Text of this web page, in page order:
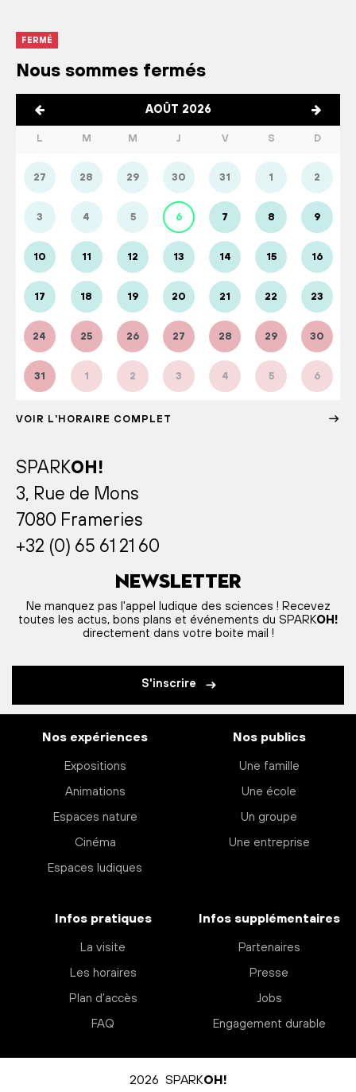
FERMÉ
Nous sommes fermés
AOÛT 2026
L M M J V S D
27 28 29 30 31 1 2
3 4 5 6 7 8 9
10 11 12 13 14 15 16
17 18 19 20 21 22 23
24 25 26 27 28 29 30
31 1 2 3 4 5 6
VOIR L'HORAIRE COMPLET
SPARKOH!
3, Rue de Mons
7080 Frameries
+32 (0) 65 61 21 60
Newsletter
Ne manquez pas l'appel ludique des sciences ! Recevez
toutes les actus, bons plans et événements du SPARKOH!
directement dans votre boite mail !
S'inscrire
Nos expériences
Expositions
Animations
Espaces nature
Cinéma
Espaces ludiques
Nos publics
Une famille
Une école
Un groupe
Une entreprise
Infos pratiques
La visite
Les horaires
Plan d’accès
FAQ
Infos supplémentaires
Partenaires
Presse
Jobs
Engagement durable
2026 SPARKOH!